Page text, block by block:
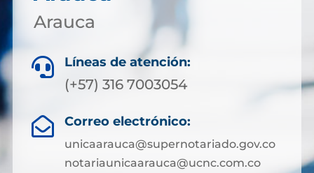
Arauca
 Líneas de atención:
(+57) 316 7003054
 Correo electrónico:
unicaarauca@supernotariado.gov.co
notariaunicaarauca@ucnc.com.co